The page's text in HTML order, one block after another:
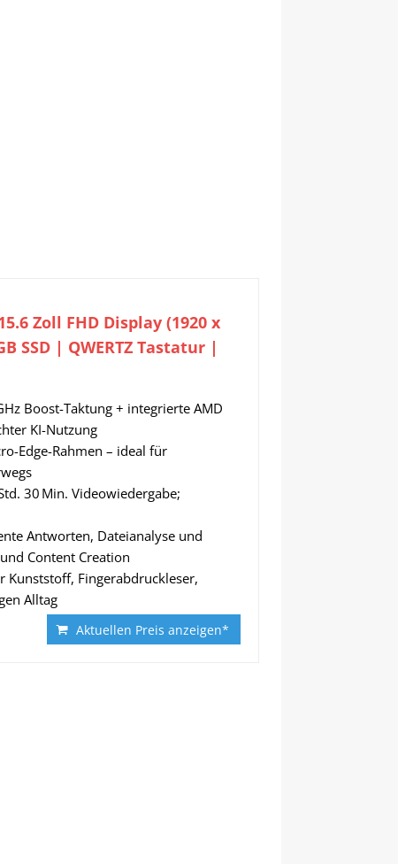
Zoll FHD Display (1920 x
SSD | QWERTZ Tastatur |
Boost-Taktung + integrierte AMD
KI-Nutzung
Edge-Rahmen – ideal für
30 Min. Videowiedergabe;
Antworten, Dateianalyse und
Content Creation
Kunststoff, Fingerabdruckleser,
Alltag
Aktuellen Preis anzeigen*